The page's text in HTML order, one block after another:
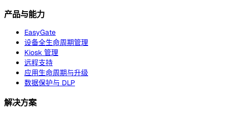
产品与能力
EasyGate
设备全生命周期管理
Kiosk 管理
远程支持
应用生命周期与升级
数据保护与 DLP
解决方案